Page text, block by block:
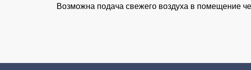
Возможна подача свежего воздуха в помещение